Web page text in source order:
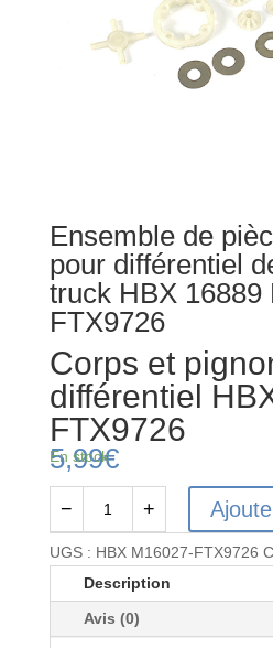
Ensemble de
pour différentiel
truck HBX 16889
FTX9726
Corps et
différentiel
FTX9726
5,99€
En stock
quantité
de
Corps
pignons
− +
UGS : HBX M16027-FTX9726
Description
Avis (0)